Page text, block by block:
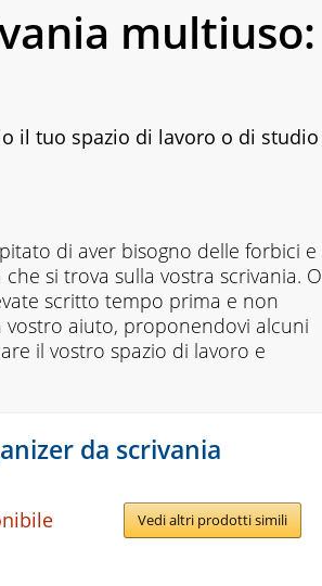
multiuso:
il tuo spazio di lavoro o di studio
di aver bisogno delle forbici e
si trova sulla vostra scrivania. O
scritto tempo prima e non
vostro aiuto, proponendovi alcuni
il vostro spazio di lavoro e
da scrivania
Vedi altri prodotti simili